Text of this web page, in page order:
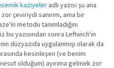
kaziyeler adlı yazısı şu ana
çeviriydi sanırım, ama bir
metodu tanımladığını
bu yazısından sonra Leftwich'in
düzyazıda uygulanmışı olarak da
kesinleşen (ve benim
olduğum) ayırıma gelmek zor